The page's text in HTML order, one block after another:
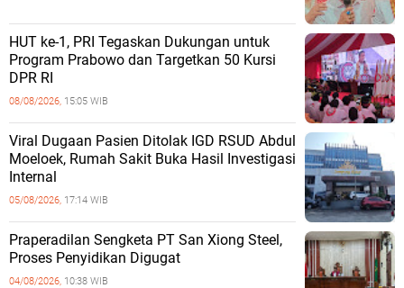
HUT ke-1, PRI Tegaskan Dukungan untuk
Program Prabowo dan Targetkan 50 Kursi
DPR RI
08/08/2026, 15:05 WIB
Viral Dugaan Pasien Ditolak IGD RSUD Abdul
Moeloek, Rumah Sakit Buka Hasil Investigasi
Internal
05/08/2026, 17:14 WIB
Praperadilan Sengketa PT San Xiong Steel,
Proses Penyidikan Digugat
04/08/2026, 10:38 WIB